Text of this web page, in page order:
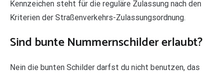
Kennzeichen steht für die reguläre Zulassung nach den
Kriterien der Straßenverkehrs-Zulassungsordnung.
Sind bunte Nummernschilder erlaubt?
Nein die bunten Schilder darfst du nicht benutzen, das